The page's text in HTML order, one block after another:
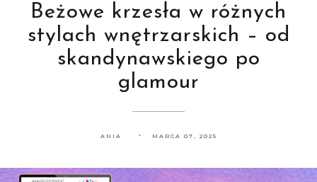
Beżowe krzesła w różnych
stylach wnętrzarskich – od
skandynawskiego po
glamour
ANIA MARCA 07, 2025